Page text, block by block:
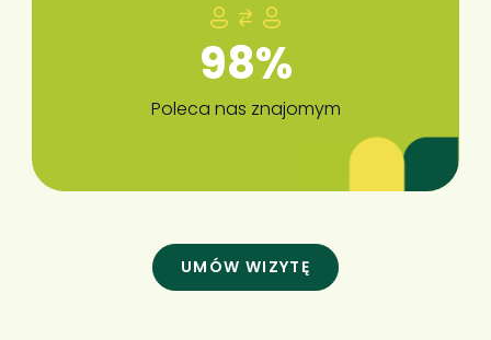
98%
Poleca nas znajomym
UMÓW WIZYTĘ